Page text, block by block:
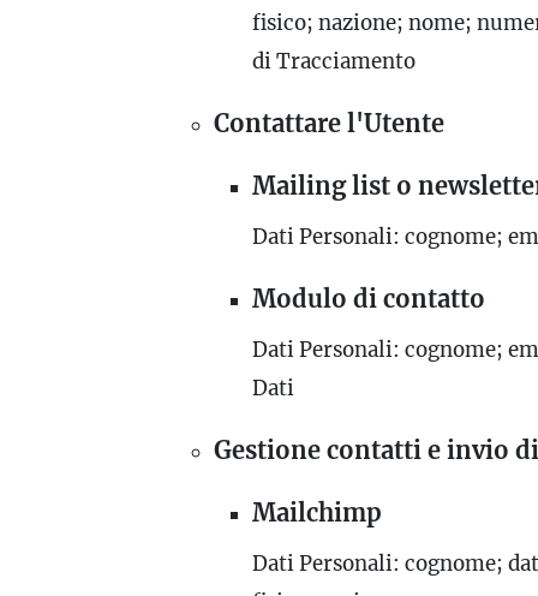
fisico; nazione; nome;
di Tracciamento
Contattare l'Utente
Mailing list o
Dati Personali: cognome;
Modulo di contatto
Dati Personali: cognome;
Dati
Gestione contatti e invio
Mailchimp
Dati Personali: cognome;